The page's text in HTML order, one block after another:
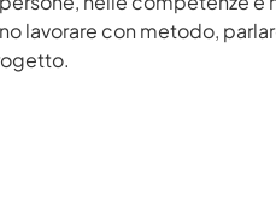
lavorare con metodo,